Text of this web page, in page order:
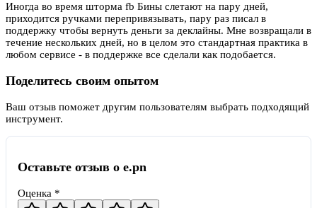
Иногда во время шторма fb Бины слетают на пару дней,
приходится ручками перепривязывать, пару раз писал в
поддержку чтобы вернуть деньги за деклайны. Мне возвращали в
течение нескольких дней, но в целом это стандартная практика в
любом сервисе - в поддержке все сделали как подобается.
Поделитесь своим опытом
Ваш отзыв поможет другим пользователям выбрать подходящий
инструмент.
Оставьте отзыв о e.pn
Оценка *